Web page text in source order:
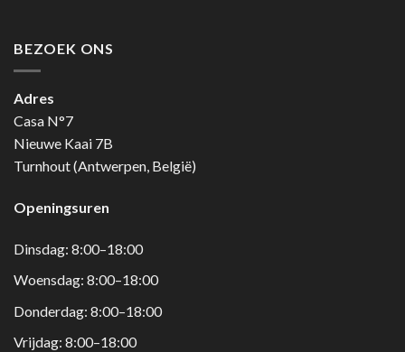
BEZOEK ONS
Adres
Casa N°7
Nieuwe Kaai 7B
Turnhout (Antwerpen, België)
Openingsuren
Dinsdag: 8:00–18:00
Woensdag: 8:00–18:00
Donderdag: 8:00–18:00
Vrijdag: 8:00–18:00